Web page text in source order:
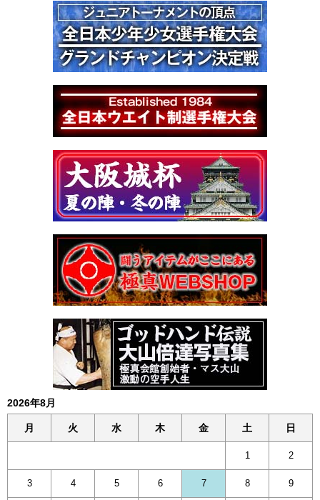
2026年8月
月 火 水 木 金 土 日
1 2
3 4 5 6 7 8 9